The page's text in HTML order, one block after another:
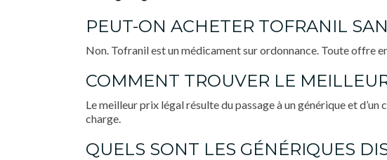
PEUT-ON ACHETER TOFRANIL
Non. Tofranil est un médicament sur ordonnance. Toute offre
COMMENT TROUVER LE
Le meilleur prix légal résulte du passage à un générique et
charge.
QUELS SONT LES GÉNÉRIQUES